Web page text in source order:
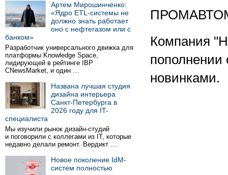
Артем Мирошинченко:
«Ядро ETL-системы не
должно знать работает
оно с нефтегазом или с
банком»
Разработчик универсального движка для
платформы Knowledge Space,
лидирующей в рейтинге IBP
CNewsMarket, и один …
Названа лучшая студия
дизайна интерьера
Санкт-Петербурга в
2026 году для IT-
специалиста
Мы изучили рынок дизайн-студий
и поговорили с коллегами из IT, которые
недавно делали ремонт. Вердикт …
Новое поколение IdM-
систем полностью
Компания
пополнении
новинками.